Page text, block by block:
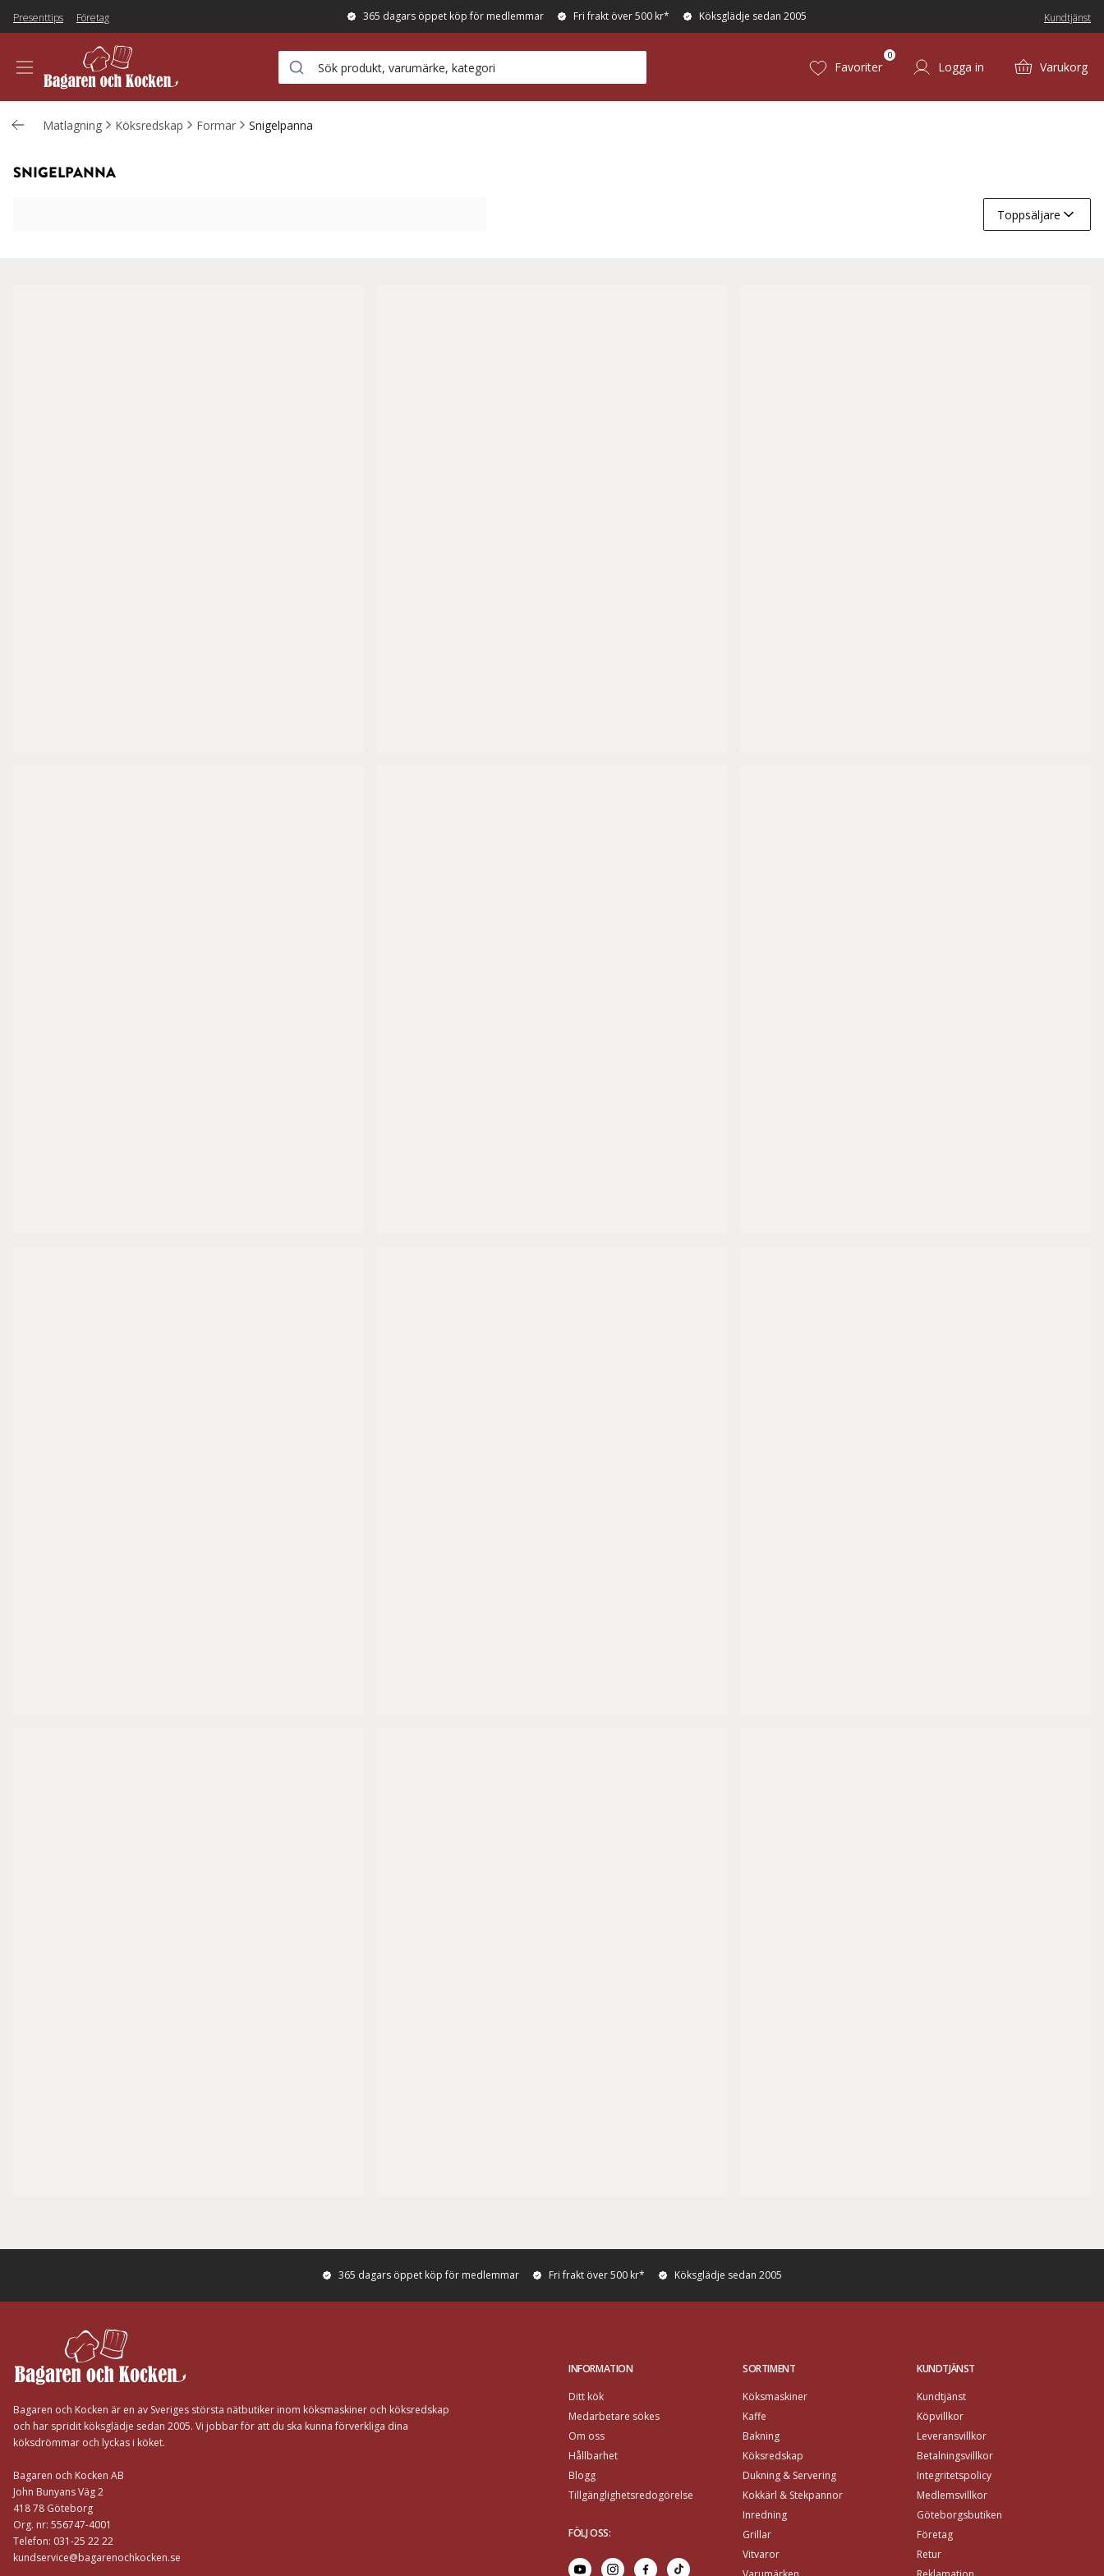
Presenttips Företag 365 dagars öppet köp för medlemmar Fri frakt över 500 kr* Köksglädje sedan 2005 Kundtjänst
Favoriter
0
Logga in Varukorg
Matlagning Köksredskap Formar Snigelpanna
SNIGELPANNA
Toppsäljare
365 dagars öppet köp för medlemmar Fri frakt över 500 kr* Köksglädje sedan 2005
Bagaren och Kocken är en av Sveriges största nätbutiker inom köksmaskiner och köksredskap
och har spridit köksglädje sedan 2005. Vi jobbar för att du ska kunna förverkliga dina
köksdrömmar och lyckas i köket.
Bagaren och Kocken AB
John Bunyans Väg 2
418 78 Göteborg
Org. nr: 556747-4001
Telefon: 031-25 22 22
kundservice@bagarenochkocken.se
INFORMATION
Ditt kök
Medarbetare sökes
Om oss
Hållbarhet
Blogg
Tillgänglighetsredogörelse
FÖLJ OSS:
SORTIMENT
Köksmaskiner
Kaffe
Bakning
Köksredskap
Dukning & Servering
Kokkärl & Stekpannor
Inredning
Grillar
Vitvaror
KUNDTJÄNST
Kundtjänst
Köpvillkor
Leveransvillkor
Betalningsvillkor
Integritetspolicy
Medlemsvillkor
Göteborgsbutiken
Företag
Retur